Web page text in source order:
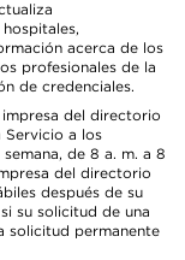
acerca de los
profesionales de la
de credenciales.
del directorio
Servicio a los
de 8 a. m. a 8
del directorio
después de su
su solicitud de una
solicitud permanente